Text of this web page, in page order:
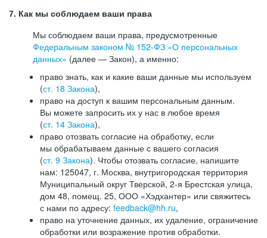
7. Как мы соблюдаем ваши права
Мы соблюдаем ваши права, предусмотренные
Федеральным законом № 152-ФЗ «О персональных
данных» (далее — Закон), а именно:
право знать, как и какие ваши данные мы используем
(ст. 18 Закона),
право на доступ к вашим персональным данным.
Вы можете запросить их у нас в любое время
(ст. 14 Закона),
право отозвать согласие на обработку, если
мы обрабатываем данные с вашего согласия
(ст. 9 Закона). Чтобы отозвать согласие, напишите
нам: 125047, г. Москва, внутригородская территория
Муниципальный округ Тверской, 2-я Брестская улица,
дом 48, помещ. 25, ООО «Хэдхантер» или свяжитесь
с нами по адресу: feedback@hh.ru,
право на уточнение данных, их удаление, ограничение
обработки или возражение против обработки.